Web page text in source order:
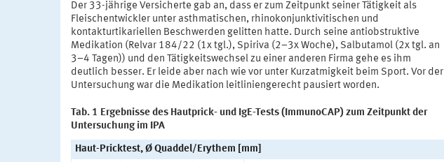
Der 33-jährige Versicherte gab an, dass er zum Zeitpunkt seiner Tätigkeit als
Fleischentwickler unter asthmatischen, rhinokonjunktivitischen und
kontakturtikariellen Beschwerden gelitten hatte. Durch seine antiobstruktive
Medikation (Relvar 184/22 (1x tgl.), Spiriva (2–3x Woche), Salbutamol (2x tgl. an
3–4 Tagen)) und den Tätigkeitswechsel zu einer anderen Firma gehe es ihm
deutlich besser. Er leide aber nach wie vor unter Kurzatmigkeit beim Sport. Vor der
Untersuchung war die Medikation leitliniengerecht pausiert worden.
Tab. 1 Ergebnisse des Hautprick- und IgE-Tests (ImmunoCAP) zum Zeitpunkt der
Untersuchung im IPA
Haut-Pricktest, Ø Quaddel/Erythem [mm]